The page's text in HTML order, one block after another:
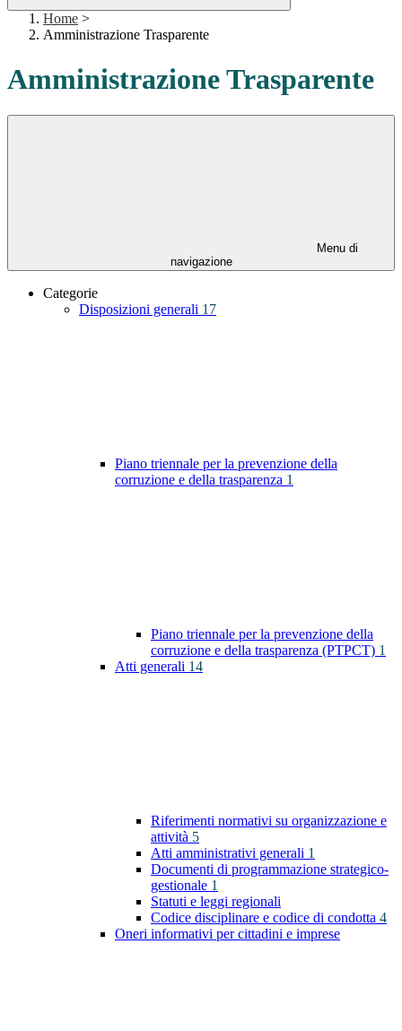
Home >
Amministrazione Trasparente
Amministrazione Trasparente
Menu di
navigazione
Categorie
Disposizioni generali 17
Piano triennale per la prevenzione della
corruzione e della trasparenza 1
Piano triennale per la prevenzione della
corruzione e della trasparenza (PTPCT) 1
Atti generali 14
Riferimenti normativi su organizzazione e
attività 5
Atti amministrativi generali 1
Documenti di programmazione strategico-
gestionale 1
Statuti e leggi regionali
Codice disciplinare e codice di condotta 4
Oneri informativi per cittadini e imprese